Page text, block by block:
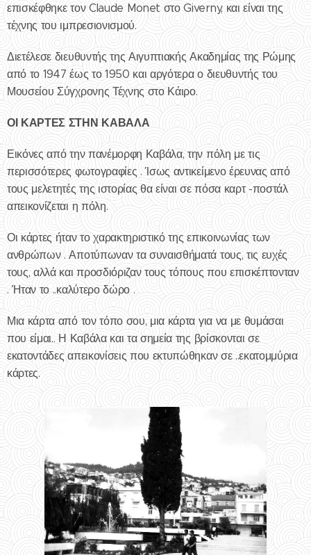
επισκέφθηκε τον Claude Monet στο Giverny, και είναι της
τέχνης του ιμπρεσιονισμού.
Διετέλεσε διευθυντής της Αιγυπτιακής Ακαδημίας της Ρώμης
από το 1947 έως το 1950 και αργότερα ο διευθυντής του
Μουσείου Σύγχρονης Τέχνης στο Κάιρο.
ΟΙ ΚΑΡΤΕΣ ΣΤΗΝ ΚΑΒΑΛΑ
Εικόνες από την πανέμορφη Καβάλα, την πόλη με τις
περισσότερες φωτογραφίες . Ίσως αντικείμενο έρευνας από
τους μελετητές της ιστορίας θα είναι σε πόσα καρτ -ποστάλ
απεικονίζεται η πόλη.
Οι κάρτες ήταν το χαρακτηριστικό της επικοινωνίας των
ανθρώπων . Αποτύπωναν τα συναισθήματά τους, τις ευχές
τους, αλλά και προσδιόριζαν τους τόπους που επισκέπτονταν
. Ήταν το ..καλύτερο δώρο .
Μια κάρτα από τον τόπο σου, μια κάρτα για να με θυμάσαι
που είμαι.. Η Καβάλα και τα σημεία της βρίσκονται σε
εκατοντάδες απεικονίσεις που εκτυπώθηκαν σε ..εκατομμύρια
κάρτες.